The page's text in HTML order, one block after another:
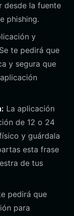
desde la fuente
phishing.
y
te pedirá que
y segura que
La aplicación
de 12 o 24
y guárdala
esta frase
de tus
pedirá que
para